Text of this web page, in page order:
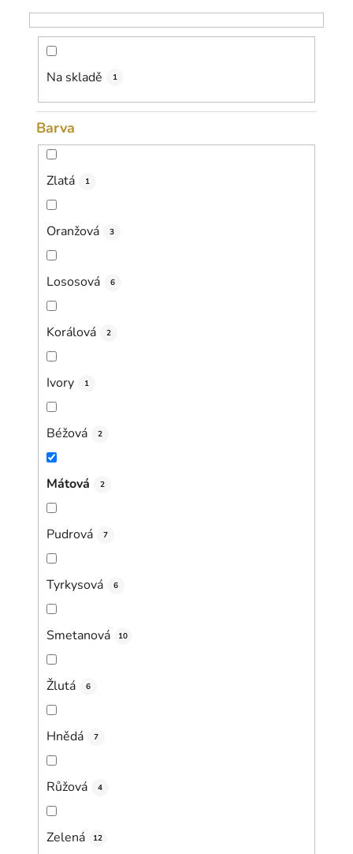
o
d
ů
Na skladě 1
Barva
Zlatá 1
Oranžová 3
Lososová 6
Korálová 2
Ivory 1
Béžová 2
Mátová 2
Pudrová 7
Tyrkysová 6
Smetanová 10
Žlutá 6
Hnědá 7
Růžová 4
Zelená 12